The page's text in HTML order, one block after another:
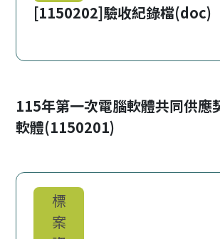
[1150202]驗收紀錄檔(doc)
115年第一次電腦軟體共同供應
軟體(1150201)
標
案